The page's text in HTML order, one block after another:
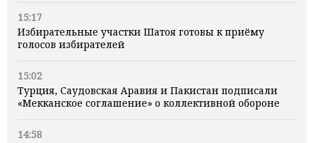
15:17
Избирательные участки Шатоя готовы к приёму
голосов избирателей
15:02
Турция, Саудовская Аравия и Пакистан подписали
«Мекканское соглашение» о коллективной обороне
14:58